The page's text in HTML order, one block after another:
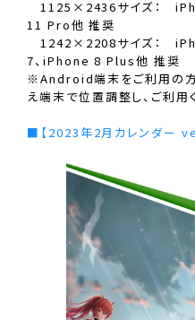
1125×2436サイズ：
11 Pro他 推奨
1242×2208サイズ：
7、iPhone 8 Plus他 推奨
※Android端末をご利用の方
え端末で位置調整し、ご利用
■【2023年2月カレンダー